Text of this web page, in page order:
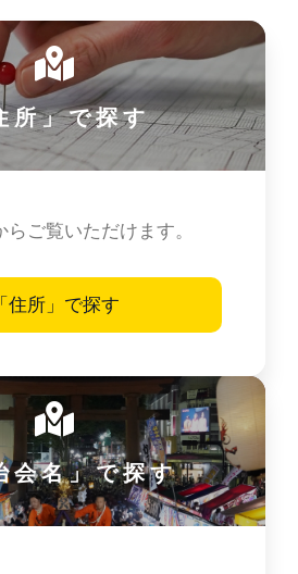
所」で探す
らご覧いただけます。
「住所」で探す
会名」で探す